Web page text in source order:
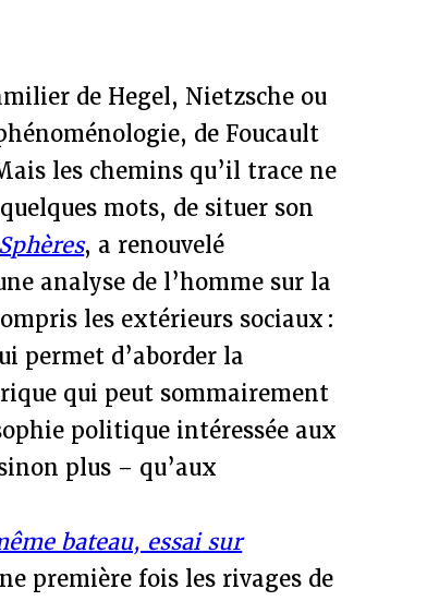
de Hegel, Nietzsche ou
de Foucault
les chemins qu’il trace ne
mots, de situer son
Sphères, a renouvelé
analyse de l’homme sur la
les extérieurs sociaux :
permet d’aborder la
qui peut sommairement
politique intéressée aux
plus – qu’aux
bateau, essai sur
première fois les rivages de